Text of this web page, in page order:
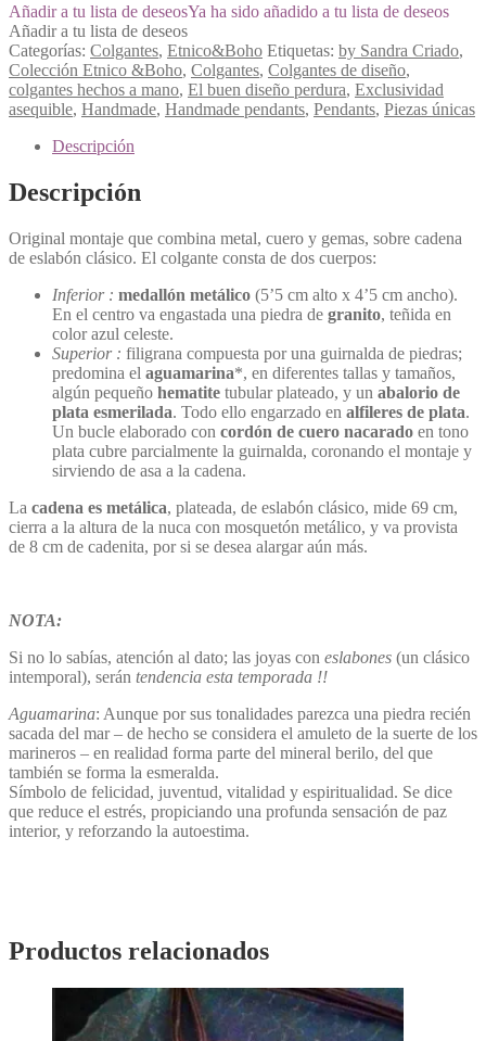
Añadir a tu lista de deseosYa ha sido añadido a tu lista de deseos
Añadir a tu lista de deseos
Categorías: Colgantes, Etnico&Boho Etiquetas: by Sandra Criado,
Colección Etnico &Boho, Colgantes, Colgantes de diseño,
colgantes hechos a mano, El buen diseño perdura, Exclusividad
asequible, Handmade, Handmade pendants, Pendants, Piezas únicas
Descripción
Descripción
Original montaje que combina metal, cuero y gemas, sobre cadena
de eslabón clásico. El colgante consta de dos cuerpos:
Inferior : medallón metálico (5’5 cm alto x 4’5 cm ancho).
En el centro va engastada una piedra de granito, teñida en
color azul celeste.
Superior : filigrana compuesta por una guirnalda de piedras;
predomina el aguamarina*, en diferentes tallas y tamaños,
algún pequeño hematite tubular plateado, y un abalorio de
plata esmerilada. Todo ello engarzado en alfileres de plata.
Un bucle elaborado con cordón de cuero nacarado en tono
plata cubre parcialmente la guirnalda, coronando el montaje y
sirviendo de asa a la cadena.
La cadena es metálica, plateada, de eslabón clásico, mide 69 cm,
cierra a la altura de la nuca con mosquetón metálico, y va provista
de 8 cm de cadenita, por si se desea alargar aún más.
NOTA:
Si no lo sabías, atención al dato; las joyas con eslabones (un clásico
intemporal), serán tendencia esta temporada !!
Aguamarina: Aunque por sus tonalidades parezca una piedra recién
sacada del mar – de hecho se considera el amuleto de la suerte de los
marineros – en realidad forma parte del mineral berilo, del que
también se forma la esmeralda.
Símbolo de felicidad, juventud, vitalidad y espiritualidad. Se dice
que reduce el estrés, propiciando una profunda sensación de paz
interior, y reforzando la autoestima.
Productos relacionados